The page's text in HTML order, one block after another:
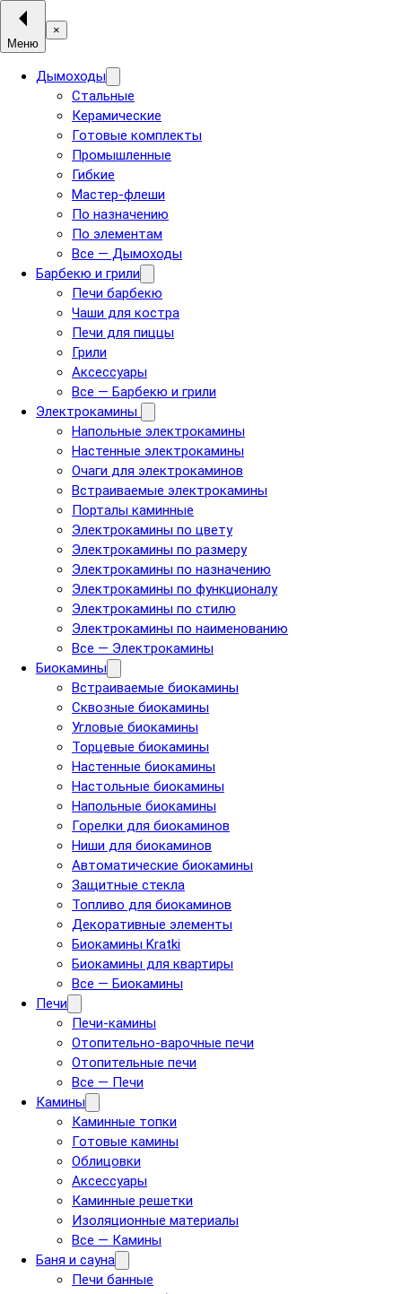
Меню
×
Дымоходы
Стальные
Керамические
Готовые комплекты
Промышленные
Гибкие
Мастер-флеши
По назначению
По элементам
Все — Дымоходы
Барбекю и грили
Печи барбекю
Чаши для костра
Печи для пиццы
Грили
Аксессуары
Все — Барбекю и грили
Электрокамины
Напольные электрокамины
Настенные электрокамины
Очаги для электрокаминов
Встраиваемые электрокамины
Порталы каминные
Электрокамины по цвету
Электрокамины по размеру
Электрокамины по назначению
Электрокамины по функционалу
Электрокамины по стилю
Электрокамины по наименованию
Все — Электрокамины
Биокамины
Встраиваемые биокамины
Сквозные биокамины
Угловые биокамины
Торцевые биокамины
Настенные биокамины
Настольные биокамины
Напольные биокамины
Горелки для биокаминов
Ниши для биокаминов
Автоматические биокамины
Защитные стекла
Топливо для биокаминов
Декоративные элементы
Биокамины Kratki
Биокамины для квартиры
Все — Биокамины
Печи
Печи-камины
Отопительно-варочные печи
Отопительные печи
Все — Печи
Камины
Каминные топки
Готовые камины
Облицовки
Аксессуары
Каминные решетки
Изоляционные материалы
Все — Камины
Баня и сауна
Печи банные